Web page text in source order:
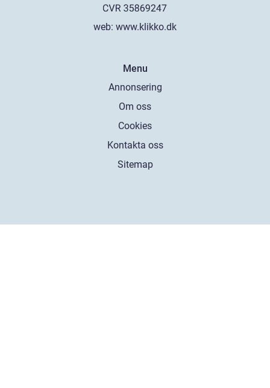
web: www.klikko.dk
Menu
Annonsering
Om oss
Cookies
Kontakta oss
Sitemap